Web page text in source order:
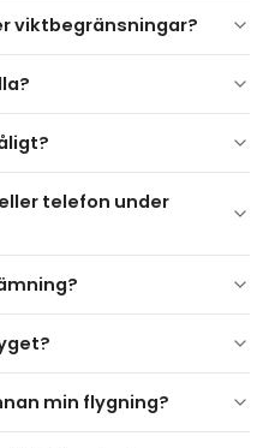
viktbegränsningar?
under
ombokad eller inställd.
alternativa datum eller
telefon under
min flygning?